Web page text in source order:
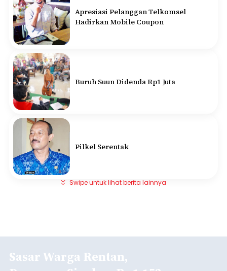
Apresiasi Pelanggan Telkomsel
Hadirkan Mobile Coupon
Buruh Suun Didenda Rp1 Juta
Pilkel Serentak
Swipe untuk lihat berita lainnya
Sasar Warga Rentan,